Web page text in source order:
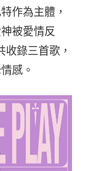
作為主體，
被愛情反
錄三首歌，
感。